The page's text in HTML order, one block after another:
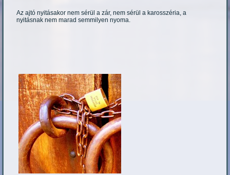
Az ajtó nyitásakor nem sérül a zár, nem sérül a karosszéria, a
nyitásnak nem marad semmilyen nyoma.